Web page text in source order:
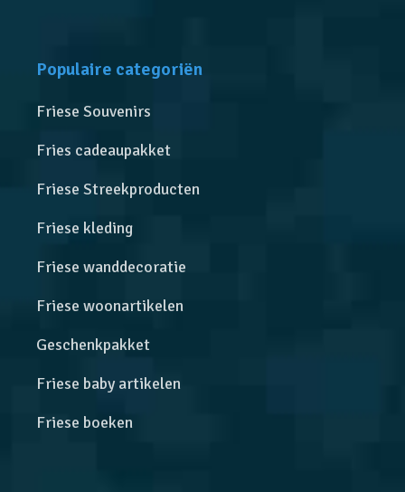
Populaire categoriën
Friese Souvenirs
Fries cadeaupakket
Friese Streekproducten
Friese kleding
Friese wanddecoratie
Friese woonartikelen
Geschenkpakket
Friese baby artikelen
Friese boeken